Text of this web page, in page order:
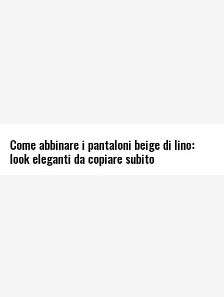
Come abbinare i pantaloni beige di lino:
look eleganti da copiare subito